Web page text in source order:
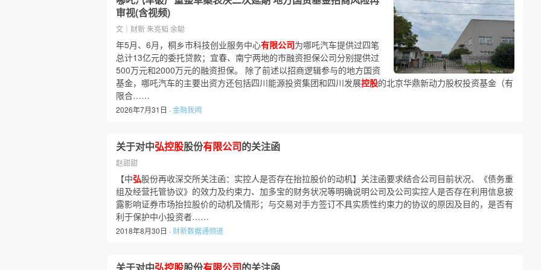
审视(含视频)
文｜财新 朱亮韬 余聪
年5月、6月，桐乡市科技创业服务中心有限公司为哪吒汽车提供过四笔
总计13亿元的委托贷款；宜春、南宁两地的市融资担保公司分别提供过
500万元和2000万元的融资担保。 除了前述以招商逻辑参与的地方国资
基金，哪吒汽车的主要出资方还包括四川能源投资集团和四川发展控股的北京华鼎新动力股权投资基金（有
限合……
2026年7月31日 ·金融我闻
关于对中弘控股股份有限公司的关注函
赵甜甜
【中弘股份再收深交所关注函：实控人是否存在抬拉股价的动机】关注函要求结合公司目前状况、《债务重
组及经营托管协议》的效力及约束力、加多宝的财务状况等明确说明公司及公司实控人是否存在利用信息披
露影响证券市场抬拉股价的动机及情形；与交易对手方签订不具实质性约束力的协议的原因及目的，是否有
利于保护中小投资者……
2018年8月30日 · 财新数据通频道